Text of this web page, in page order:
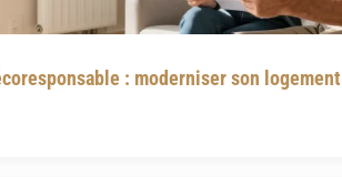
: moderniser son